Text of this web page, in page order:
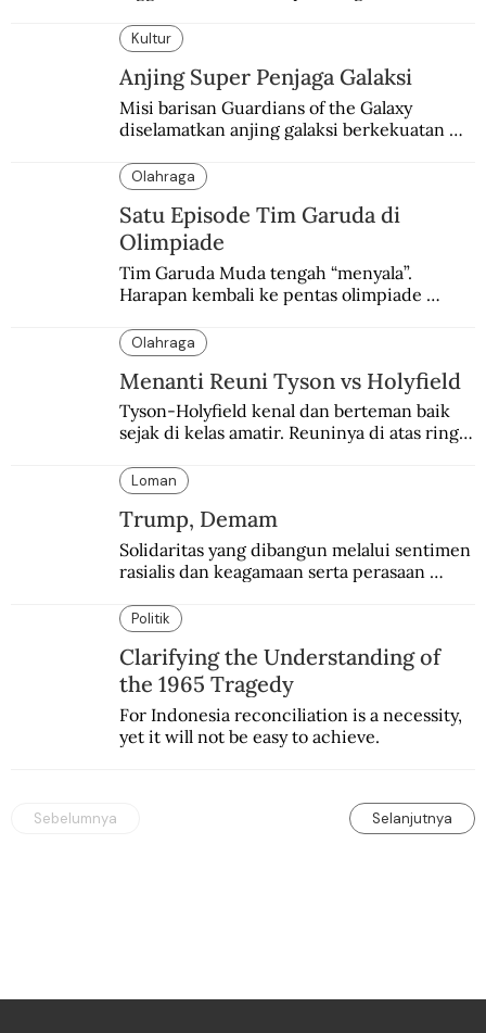
Kultur
Anjing Super Penjaga Galaksi
Misi barisan Guardians of the Galaxy
diselamatkan anjing galaksi berkekuatan
si martir antariksa Soviet.
Olahraga
Satu Episode Tim Garuda di
Olimpiade
Tim Garuda Muda tengah “menyala”.
Harapan kembali ke pentas olimpiade
dekade di cabang sepakbola.
Olahraga
Menanti Reuni Tyson vs Holyfield
Tyson-Holyfield kenal dan berteman baik
sejak di kelas amatir. Reuninya di atas ring
Loman
Trump, Demam
Solidaritas yang dibangun melalui sentimen
rasialis dan keagamaan serta perasaan
menggejala. Celakanya, ia ada peminatnya.
Politik
Clarifying the Understanding of
the 1965 Tragedy
For Indonesia reconciliation is a necessity,
yet it will not be easy to achieve.
Sebelumnya Selanjutnya